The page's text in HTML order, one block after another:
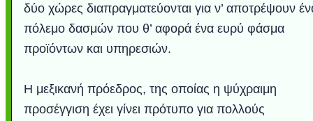
δύο χώρες διαπραγματεύονται για ν’ αποτρέψουν
πόλεμο δασμών που θ’ αφορά ένα ευρύ φάσμα
προϊόντων και υπηρεσιών.
Η μεξικανή πρόεδρος, της οποίας η ψύχραιμη
προσέγγιση έχει γίνει πρότυπο για πολλούς